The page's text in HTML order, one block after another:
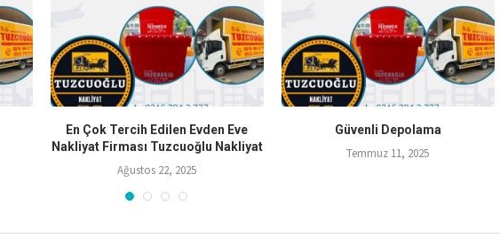
En Çok Tercih Edilen Evden Eve
Nakliyat Firması Tuzcuoğlu Nakliyat
Ağustos 22, 2025
Güvenli Depolama
Temmuz 11, 2025